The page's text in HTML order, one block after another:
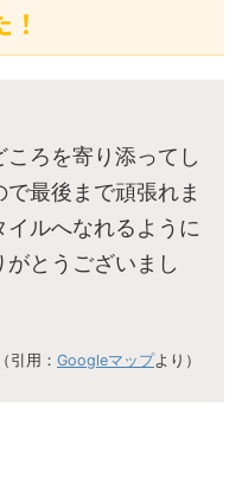
ろを寄り添ってし
最後まで頑張れま
イルへなれるように
とうございまし
（引用： Googleマップより）